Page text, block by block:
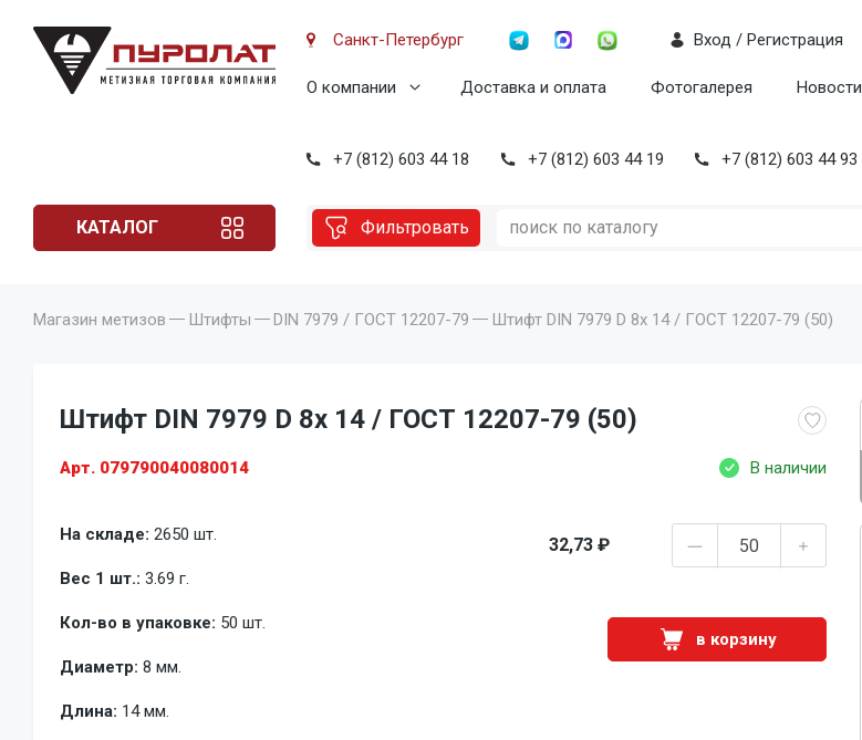
Санкт-Петербург
О компании Доставка и оплата Фотогалерея Новости
Вход / Регистрация
+7 (812) 603 44 18 +7 (812) 603 44 19 +7 (812) 603 44 93
КАТАЛОГ Фильтровать
Магазин метизов Штифты DIN 7979 / ГОСТ 12207-79 Штифт DIN 7979 D 8x 14 / ГОСТ 12207-79 (50)
Штифт DIN 7979 D 8x 14 / ГОСТ 12207-79 (50)
Арт. 079790040080014 В наличии
На складе: 2650 шт.
Вес 1 шт.: 3.69 г.
Кол-во в упаковке: 50 шт.
Диаметр: 8 мм.
Длина: 14 мм.
32,73 ₽
в корзину